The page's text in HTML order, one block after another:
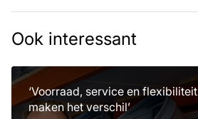
Ook interessant
‘Voorraad, service en flexibiliteit
maken het verschil’